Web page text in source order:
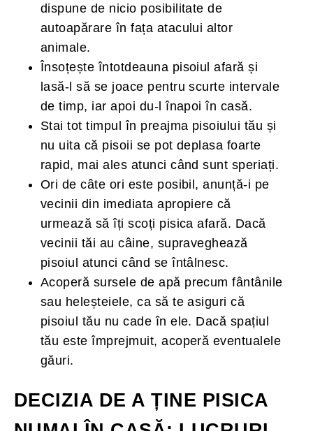
dispune de nicio posibilitate de
autoapărare în fața atacului altor
animale.
Însoțește întotdeauna pisoiul afară și
lasă-l să se joace pentru scurte intervale
de timp, iar apoi du-l înapoi în casă.
Stai tot timpul în preajma pisoiului tău și
nu uita că pisoii se pot deplasa foarte
rapid, mai ales atunci când sunt speriați.
Ori de câte ori este posibil, anunță-i pe
vecinii din imediata apropiere că
urmează să îți scoți pisica afară. Dacă
vecinii tăi au câine, supraveghează
pisoiul atunci când se întâlnesc.
Acoperă sursele de apă precum fântânile
sau heleșteiele, ca să te asiguri că
pisoiul tău nu cade în ele. Dacă spațiul
tău este împrejmuit, acoperă eventualele
găuri.
DECIZIA DE A ȚINE PISICA